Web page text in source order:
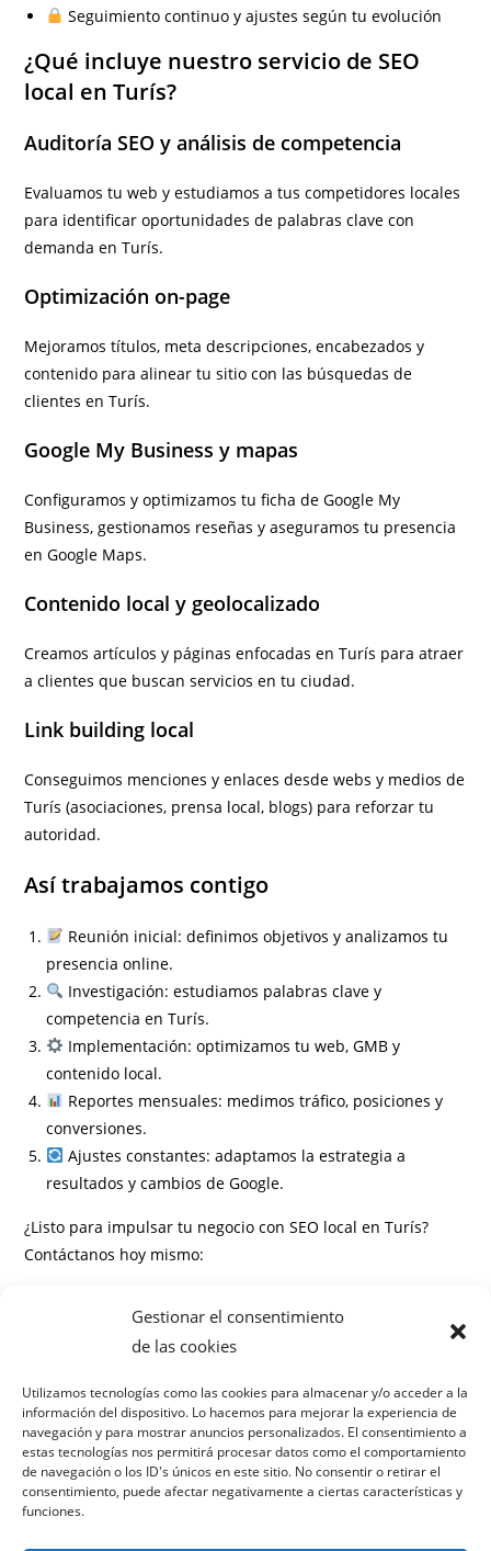
Gestionar el consentimiento
de las cookies
Utilizamos tecnologías como las cookies para almacenar y/o acceder a la
información del dispositivo. Lo hacemos para mejorar la experiencia de
navegación y para mostrar anuncios personalizados. El consentimiento a
estas tecnologías nos permitirá procesar datos como el comportamiento
de navegación o los ID's únicos en este sitio. No consentir o retirar el
consentimiento, puede afectar negativamente a ciertas características y
funciones.
Seguimiento continuo y ajustes según tu evolución
¿Qué incluye nuestro servicio de SEO
local en Turís?
Auditoría SEO y análisis de competencia
Evaluamos tu web y estudiamos a tus competidores locales
para identificar oportunidades de palabras clave con
demanda en Turís.
Optimización on-page
Mejoramos títulos, meta descripciones, encabezados y
contenido para alinear tu sitio con las búsquedas de
clientes en Turís.
Google My Business y mapas
Configuramos y optimizamos tu ficha de Google My
Business, gestionamos reseñas y aseguramos tu presencia
en Google Maps.
Contenido local y geolocalizado
Creamos artículos y páginas enfocadas en Turís para atraer
a clientes que buscan servicios en tu ciudad.
Link building local
Conseguimos menciones y enlaces desde webs y medios de
Turís (asociaciones, prensa local, blogs) para reforzar tu
autoridad.
Así trabajamos contigo
Reunión inicial: definimos objetivos y analizamos tu
presencia online.
Investigación: estudiamos palabras clave y
competencia en Turís.
Implementación: optimizamos tu web, GMB y
contenido local.
Reportes mensuales: medimos tráfico, posiciones y
conversiones.
Ajustes constantes: adaptamos la estrategia a
resultados y cambios de Google.
¿Listo para impulsar tu negocio con SEO local en Turís?
Contáctanos hoy mismo:
Información
Preguntas frecuentes
¿Cuánto tiempo tarda en verse el efecto del SEO local?
¿Puedo mantener mi web actual o necesito rediseño?
¿Cómo gestionan las reseñas de Google My Business?
¿Es un servicio de pago único o suscripción?
¿En qué se diferencia el SEO local del SEO general?